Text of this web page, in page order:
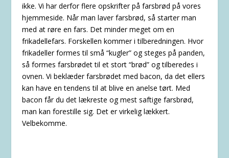
ikke. Vi har derfor flere opskrifter på farsbrød på vores
hjemmeside. Når man laver farsbrød, så starter man
med at røre en fars. Det minder meget om en
frikadellefars. Forskellen kommer i tilberedningen. Hvor
frikadeller formes til små “kugler” og steges på panden,
så formes farsbrødet til et stort “brød” og tilberedes i
ovnen. Vi beklæder farsbrødet med bacon, da det ellers
kan have en tendens til at blive en anelse tørt. Med
bacon får du det lækreste og mest saftige farsbrød,
man kan forestille sig. Det er virkelig lækkert.
Velbekomme.